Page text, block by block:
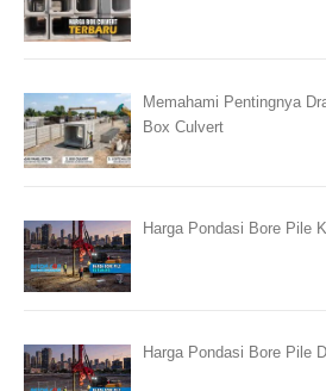
Memahami Pentingnya
Box Culvert
Harga Pondasi Bore Pile
Harga Pondasi Bore Pile